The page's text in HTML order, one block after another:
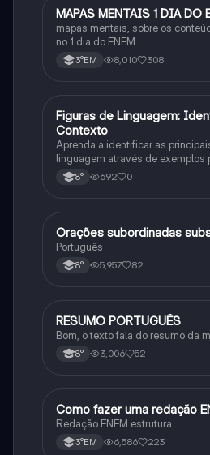
Português
MAPAS MENTAIS 1 DIA DO
mapas mentais, sobre os
no 1 dia do ENEM
3°EM 8,010 308
FPortuguês
Figuras de Linguagem:
Contexto
Aprenda a identificar as
linguagem através de exemplos
8° 692 0
Português
Orações subordinadas
Português
8° 5,957 82
Português
RESUMO PORTUGUÊS
Bom, o texto fala do resumo da
8° 3,006 52
Português
Como fazer uma redação
Redação ENEM estrutura
3°EM 6,586 223